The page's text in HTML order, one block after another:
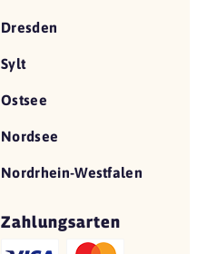
Dresden
Sylt
Ostsee
Nordsee
Nordrhein-Westfalen
Zahlungsarten